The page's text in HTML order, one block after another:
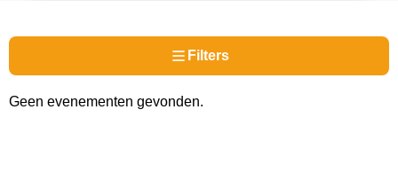
Filters
Geen evenementen gevonden.